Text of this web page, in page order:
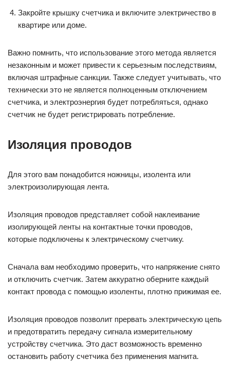
Закройте крышку счетчика и включите электричество в
квартире или доме.
Важно помнить, что использование этого метода является
незаконным и может привести к серьезным последствиям,
включая штрафные санкции. Также следует учитывать, что
технически это не является полноценным отключением
счетчика, и электроэнергия будет потребляться, однако
счетчик не будет регистрировать потребление.
Изоляция проводов
Для этого вам понадобится ножницы, изолента или
электроизолирующая лента.
Изоляция проводов представляет собой наклеивание
изолирующей ленты на контактные точки проводов,
которые подключены к электрическому счетчику.
Сначала вам необходимо проверить, что напряжение снято
и отключить счетчик. Затем аккуратно оберните каждый
контакт провода с помощью изоленты, плотно прижимая ее.
Изоляция проводов позволит прервать электрическую цепь
и предотвратить передачу сигнала измерительному
устройству счетчика. Это даст возможность временно
остановить работу счетчика без применения магнита.